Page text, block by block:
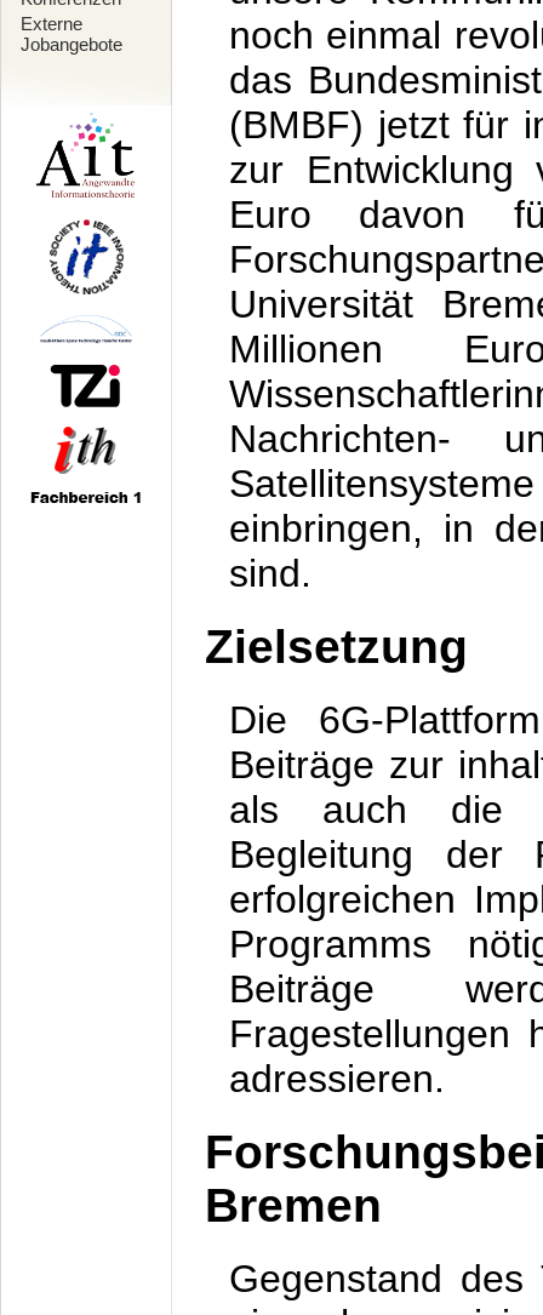
Externe
Jobangebote
noch einmal
das
(BMBF) jetzt für
zur
Euro davon
Universität
Millionen
Nachrichten-
einbringen, in
sind.
Zielsetzung
Die 6G-
Beiträge zur
als auch die
Begleitung der
erfolgreichen
Programms
Beiträge
Fragestellungen
adressieren.
Bremen
Gegenstand des